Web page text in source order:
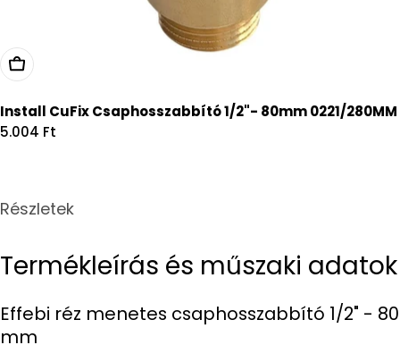
Kosárba
Install CuFix Csaphosszabbító 1/2"- 80mm 0221/280MM
Regular
5.004 Ft
Részletek
Termékleírás és műszaki adatok
Effebi réz menetes csaphosszabbító 1/2" - 80
mm